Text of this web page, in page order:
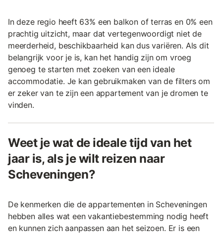
In deze regio heeft 63% een balkon of terras en 0% een
prachtig uitzicht, maar dat vertegenwoordigt niet de
meerderheid, beschikbaarheid kan dus variëren. Als dit
belangrijk voor je is, kan het handig zijn om vroeg
genoeg te starten met zoeken van een ideale
accommodatie. Je kan gebruikmaken van de filters om
er zeker van te zijn een appartement van je dromen te
vinden.
Weet je wat de ideale tijd van het
jaar is, als je wilt reizen naar
Scheveningen?
De kenmerken die de appartementen in Scheveningen
hebben alles wat een vakantiebestemming nodig heeft
en kunnen zich aanpassen aan het seizoen. Er is een